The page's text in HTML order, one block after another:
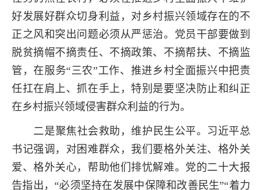
好发展好群众切身利益，对乡村振兴领域存在的不
正之风和突出问题必须从严惩治。党员干部要做到
脱贫摘帽不摘责任、不摘政策、不摘帮扶、不摘监
管，在服务“三农”工作、推进乡村全面振兴中把责
任扛在肩上、抓在手上，特别是要坚决防止和纠正
在乡村振兴领域侵害群众利益的行为。
二是聚焦社会救助，维护民生公平。习近平总
书记强调，对困难群众，我们要格外关注、格外关
爱、格外关心，帮助他们排忧解难。党的二十大报
告指出，“必须坚持在发展中保障和改善民生”“着力